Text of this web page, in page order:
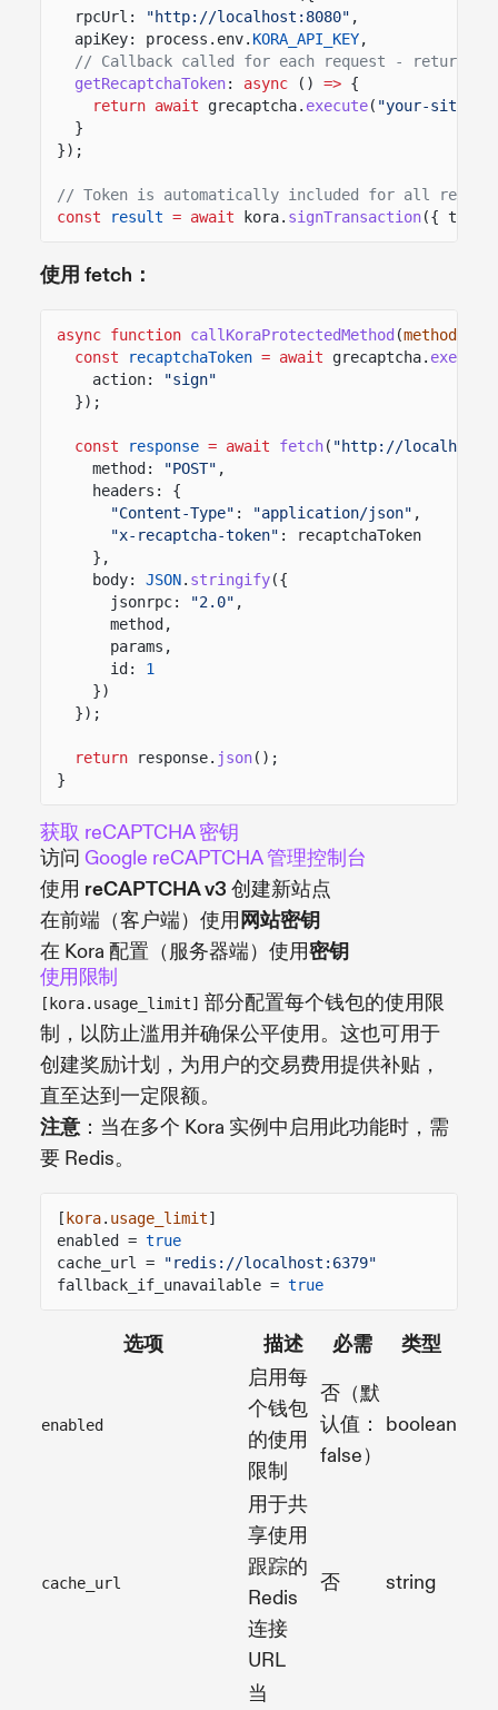
rpcUrl:
"http://localhost:8080" ,
apiKey: process.env. KORA_API_KEY,
// Callback called for each request - return
getRecaptchaToken: async () => {
return await
grecaptcha. execute( "your-site-
}
});
// Token is automatically included for all
const
result = await kora. signTransaction({
使用 fetch：
async function callKoraProtectedMethod (method
const
recaptchaToken = await grecaptcha. execute
action:
"sign"
});
const response = await fetch( "http://
method:
"POST" ,
headers: {
"Content-Type" : "application/json" ,
"x-recaptcha-token" : recaptchaToken
},
body:
JSON. stringify({
jsonrpc:
"2.0" ,
method,
params,
id:
1
})
});
return response. json();
}
获取 reCAPTCHA 密钥
访问 Google reCAPTCHA 管理控制台
使用 reCAPTCHA v3 创建新站点
在前端（客户端）使用 网站密钥
在 Kora 配置（服务器端）使用密钥
使用限制
[kora.usage_limit] 部分配置每个钱包的使用限
制，以防止滥用并确保公平使用。这也可用于
创建奖励计划，为用户的交易费用提供补贴，
直至达到一定限额。
注意 ：当在多个 Kora 实例中启用此功能时，需
要 Redis。
[ kora. usage_limit]
enabled = true
cache_url =
"redis://localhost:6379"
fallback_if_unavailable = true
选项 描述 必需 类型
enabled
启用每
个钱包
的使用
限制
否（默
认值：
false）
boolean
cache_url
用于共
享使用
跟踪的
Redis
连接
URL
否 string
当